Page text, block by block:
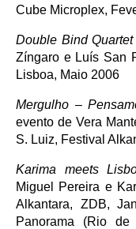
Cube Microplex,
Double Bind Quartet
Zíngaro e Luís San
Lisboa, Maio 2006
Mergulho –
evento de Vera
S. Luiz, Festival
Karima meets
Miguel Pereira e
Alkantara, ZDB,
Panorama (Rio de